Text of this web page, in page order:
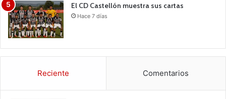
El CD Castellón muestra sus cartas
Hace 7 días
Reciente Comentarios